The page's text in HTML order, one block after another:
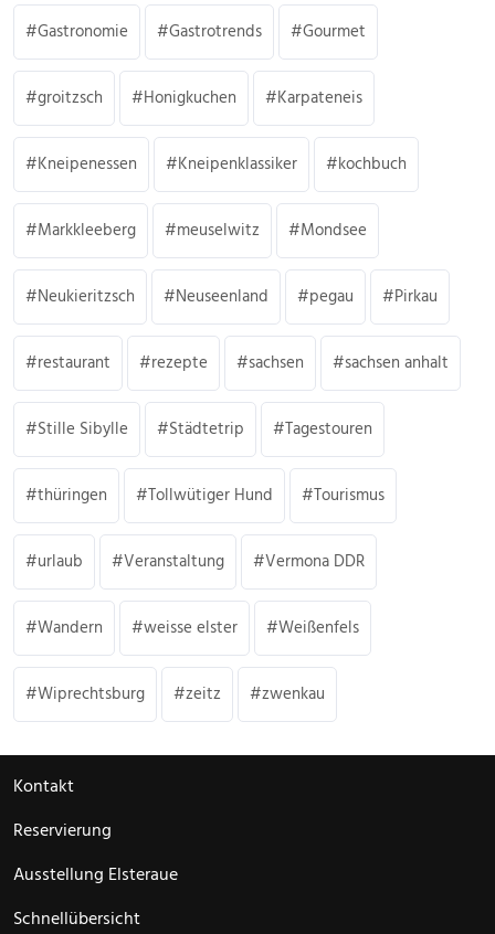
Gastronomie Gastrotrends Gourmet
groitzsch Honigkuchen Karpateneis
Kneipenessen Kneipenklassiker kochbuch
Markkleeberg meuselwitz Mondsee
Neukieritzsch Neuseenland pegau Pirkau
restaurant rezepte sachsen sachsen anhalt
Stille Sibylle Städtetrip Tagestouren
thüringen Tollwütiger Hund Tourismus
urlaub Veranstaltung Vermona DDR
Wandern weisse elster Weißenfels
Wiprechtsburg zeitz zwenkau
Kontakt
Reservierung
Ausstellung Elsteraue
Schnellübersicht